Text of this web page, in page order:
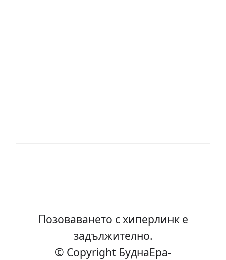
Позоваването с хиперлинк е
задължително.
© Copyright БуднаEра-